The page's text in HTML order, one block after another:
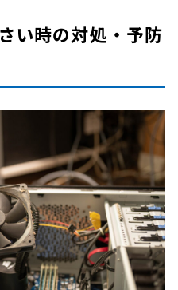
い時の対処・予防